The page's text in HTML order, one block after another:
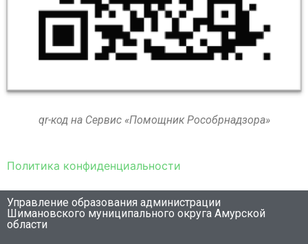
qr-код на Сервис «Помощник Рособрнадзора»
Политика конфиденциальности
Управление образования администрации
Шимановского муниципального округа Амурской
области